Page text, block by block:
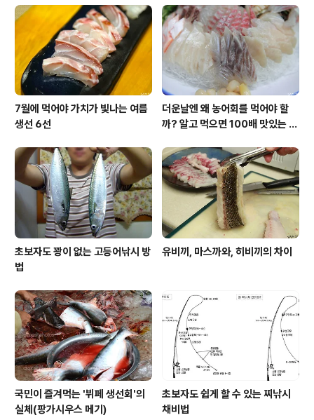
기발랄한 예 공원풍경의 부담스러운 예 2. 캥거루의 행동
행동의 적절한 예 행동의 민망스러운 예 3. 자연 자연을 대
하는 진지한 예 진지함을 그새 잊은 예 4. 손에 쥐어준 손에
쥐어주..
7월에 먹어야 가치가 빛나는 여름
생선 6선
더운날엔 왜 농어회를 먹어야 할
까? 알고 먹으면 100배 맛있는 농
초보자도 꽝이 없는 고등어낚시 방
법
유비끼, 마스까와, 히비끼의 차이
국민이 즐겨먹는 '뷔페 생선회'의
실체(팡가시우스 메기)
초보자도 쉽게 할 수 있는 찌낚시
채비법